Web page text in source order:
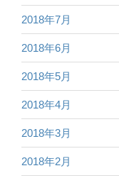
2018年7月
2018年6月
2018年5月
2018年4月
2018年3月
2018年2月